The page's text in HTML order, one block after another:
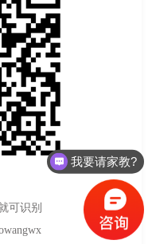
可识别
我要请家教?